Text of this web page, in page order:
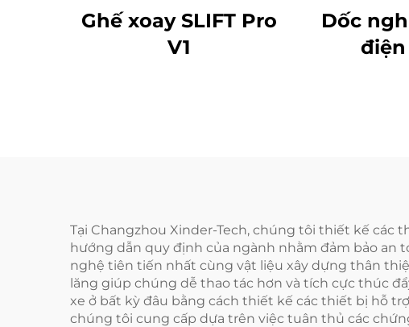
Ghế xoay SLIFT Pro
V1
Dốc
điện
Tại Changzhou Xinder-Tech, chúng tôi thiết kế
hướng dẫn quy định của ngành nhằm đảm bảo an
nghệ tiên tiến nhất cùng vật liệu xây dựng thân
lăng giúp chúng dễ thao tác hơn và tích cực thúc
xe ở bất kỳ đâu bằng cách thiết kế các thiết bị hỗ
chúng tôi cung cấp dựa trên việc tuân thủ các